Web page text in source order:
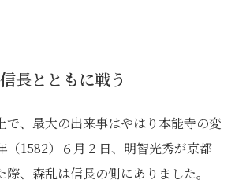
長とともに戦う
で、最大の出来事はやはり本能寺の変
（1582）６月２日、明智光秀が京都
、森乱は信長の側にありました。